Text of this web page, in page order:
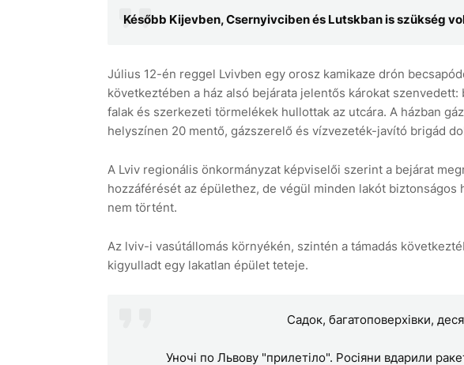
Később Kijevben, Csernyivciben és Lutskban is szükség
Július 12-én reggel Lvivben egy orosz kamikaze drón
következtében a ház alsó bejárata jelentős károkat
falak és szerkezeti törmelékek hullottak az utcára. A házban
helyszínen 20 mentő, gázszerelő és vízvezeték-javító brigád
A Lviv regionális önkormányzat képviselői szerint a bejárat
hozzáférését az épülethez, de végül minden lakót biztonságos
nem történt.
Az lviv-i vasútállomás környékén, szintén a támadás
kigyulladt egy lakatlan épület teteje.
Садок, багатоповерхівки,
Уночі по Львову "прилетіло". Росіяни вдарили